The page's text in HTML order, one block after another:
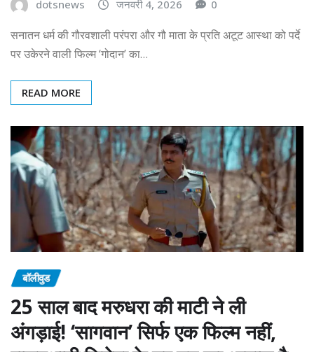
dotsnews जनवरी 4, 2026 0
सनातन धर्म की गौरवशाली परंपरा और गौ माता के प्रति अटूट आस्था को पर्दे
पर उकेरने वाली फिल्म ‘गोदान’ का…
READ MORE
बॉलीवुड
25 साल बाद मरुधरा की माटी ने ली
अंगड़ाई! ‘सागवान’ सिर्फ एक फिल्म नहीं,